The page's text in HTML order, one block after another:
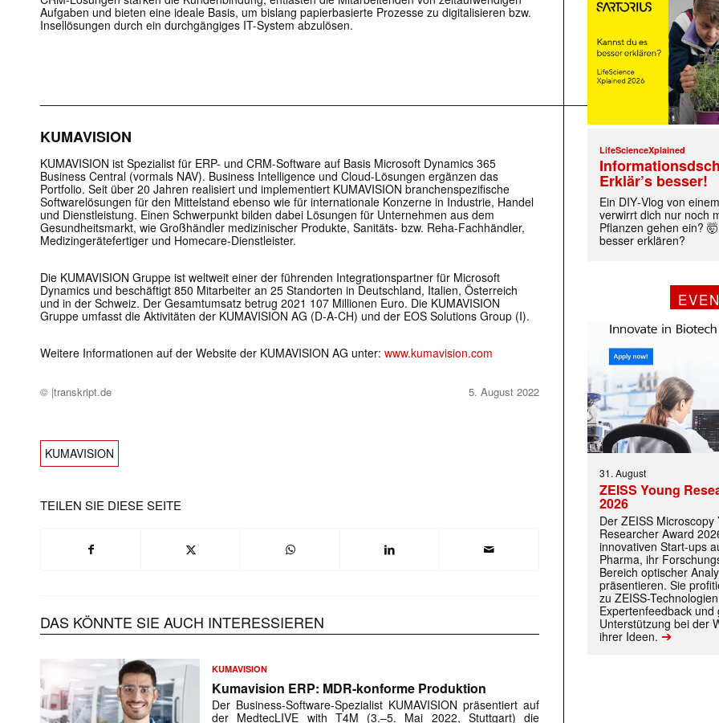
Aufgaben und bieten eine ideale Basis, um bislang papierbasierte Prozesse zu digitalisieren bzw.
Insellösungen durch ein durchgängiges IT-System abzulösen.
KUMAVISION
KUMAVISION ist Spezialist für ERP- und CRM-Software auf Basis Microsoft Dynamics 365
Business Central (vormals NAV). Business Intelligence und Cloud-Lösungen ergänzen das
Portfolio. Seit über 20 Jahren realisiert und implementiert KUMAVISION branchenspezifische
Softwarelösungen für den Mittelstand ebenso wie für internationale Konzerne in Industrie, Handel
und Dienstleistung. Einen Schwerpunkt bilden dabei Lösungen für Unternehmen aus dem
Gesundheitsmarkt, wie Großhändler medizinischer Produkte, Sanitäts- bzw. Reha-Fachhändler,
Medizingerätefertiger und Homecare-Dienstleister.
Die KUMAVISION Gruppe ist weltweit einer der führenden Integrationspartner für Microsoft
Dynamics und beschäftigt 850 Mitarbeiter an 25 Standorten in Deutschland, Italien, Österreich
und in der Schweiz. Der Gesamtumsatz betrug 2021 107 Millionen Euro. Die KUMAVISION
Gruppe umfasst die Aktivitäten der KUMAVISION AG (D-A-CH) und der EOS Solutions Group (I).
Weitere Informationen auf der Website der KUMAVISION AG unter: www.kumavision.com
© |transkript.de 5. August 2022
KUMAVISION
TEILEN SIE DIESE SEITE
DAS KÖNNTE SIE AUCH INTERESSIEREN
KUMAVISION
Kumavision ERP: MDR-konforme Produktion
Der Business-Software-Spezialist KUMAVISION präsentiert auf
der MedtecLIVE with T4M (3.–5. Mai 2022, Stuttgart) die
LifeScienceXplained
Erklär’s besser!
Ein DIY‑Vlog von
verwirrt dich nur noch
Pflanzen gehen ein?
besser erklären?
31. August
ZEISS Young
2026
Der ZEISS Microscopy
Researcher Award
innovativen Start-ups
Pharma, ihr
Bereich optischer
präsentieren. Sie
zu ZEISS-
Expertenfeedback und
Unterstützung bei der
ihrer Ideen. ➔